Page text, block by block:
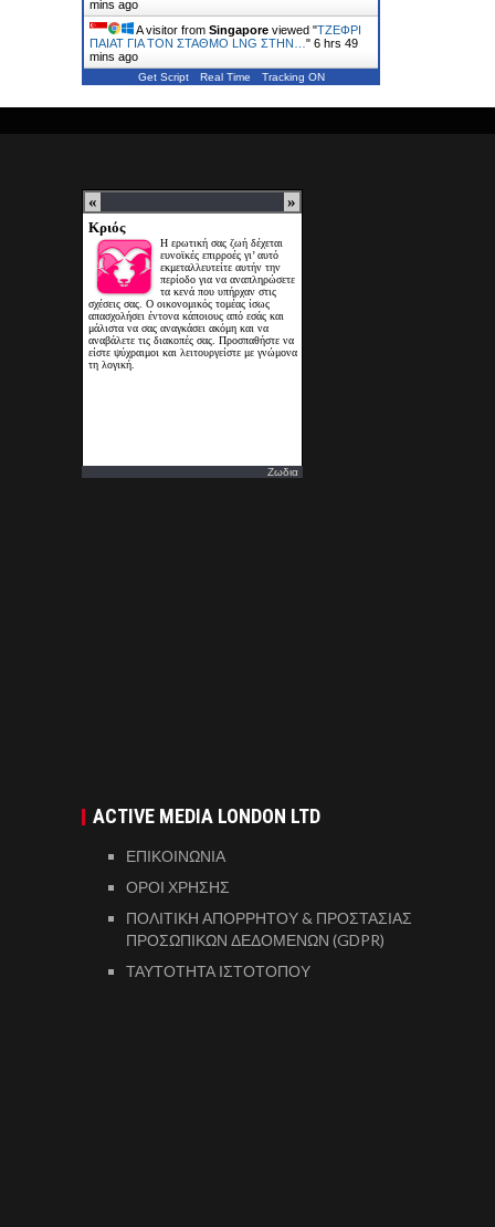
mins ago
A visitor from Singapore viewed "ΤΖΕΦΡΙ
ΠΑΙΑΤ ΓΙΑ ΤΟΝ ΣΤΑΘΜΟ LNG ΣΤΗΝ… " 6 hrs 49
mins ago
Get Script Real Time Tracking ON
Ζωδια
ACTIVE MEDIA LONDON LTD
ΕΠΙΚΟΙΝΩΝΙΑ
ΟΡΟΙ ΧΡΗΣΗΣ
ΠΟΛΙΤΙΚΗ ΑΠΟΡΡΗΤΟΥ & ΠΡΟΣΤΑΣΙΑΣ
ΠΡΟΣΩΠΙΚΩΝ ΔΕΔΟΜΕΝΩΝ (GDPR)
ΤΑΥΤΟΤΗΤΑ ΙΣΤΟΤΟΠΟΥ